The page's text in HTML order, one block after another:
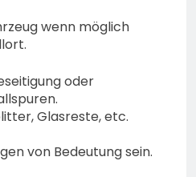
wenn möglich
oder
Glasreste, etc.
von Bedeutung sein.